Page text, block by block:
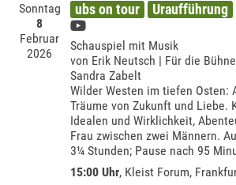
Sonntag
8
Februar
2026
ubs on tour Uraufführung
Schauspiel mit Musik
von Erik Neutsch | Für die
Sandra Zabelt
Wilder Westen im tiefen Osten:
Träume von Zukunft und Liebe.
Idealen und Wirklichkeit,
Frau zwischen zwei Männern.
3¼ Stunden; Pause nach 95
15:00 Uhr, Kleist Forum,